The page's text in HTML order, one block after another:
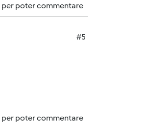
per poter commentare
#5
per poter commentare